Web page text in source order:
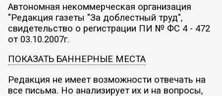
Автономная некоммерческая организация
"Редакция газеты "За доблестный труд",
свидетельство о регистрации ПИ № ФС 4 - 472
от 03.10.2007г.
ПОКАЗАТЬ БАННЕРНЫЕ МЕСТА
Редакция не имеет возможности отвечать на
все письма. Но анализирует их и на вопросы,